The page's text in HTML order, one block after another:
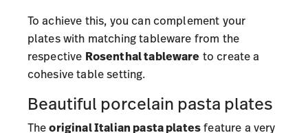
To achieve this, you can complement your
plates with matching tableware from the
respective Rosenthal tableware to create a
cohesive table setting.
Beautiful porcelain pasta plates
Theoriginal Italian pasta platesfeature a very